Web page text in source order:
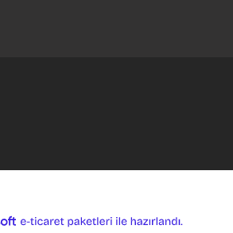
ideasoft
e-